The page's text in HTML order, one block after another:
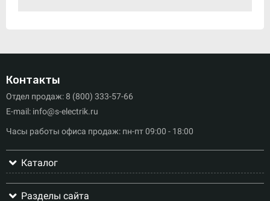
Контакты
Отдел продаж: 8 (800) 333-57-66
E-mail: info@s-electrik.ru
Часы работы офиса продаж: пн-пт 09:00 - 18:00
Каталог
Разделы сайта